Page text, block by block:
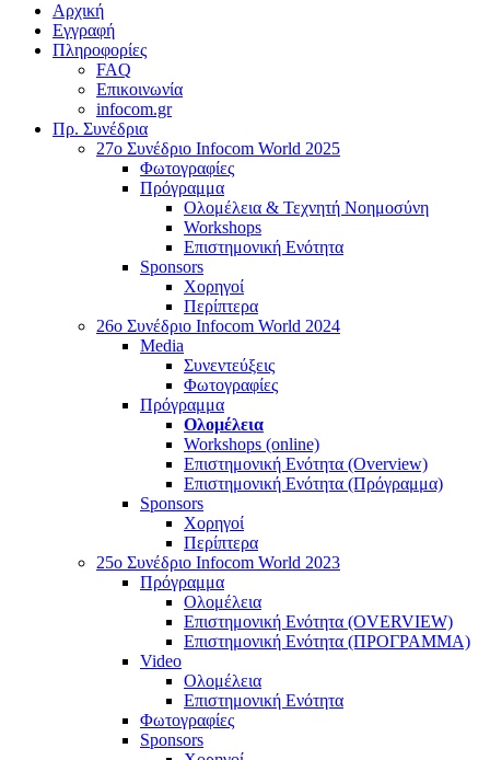
Αρχική
Εγγραφή
Πληροφορίες
FAQ
Επικοινωνία
infocom.gr
Πρ. Συνέδρια
27o Συνέδριο Infocom World 2025
Φωτογραφίες
Πρόγραμμα
Ολομέλεια & Τεχνητή Νοημοσύνη
Workshops
Επιστημονική Ενότητα
Sponsors
Χορηγοί
Περίπτερα
26o Συνέδριο Infocom World 2024
Media
Συνεντεύξεις
Φωτογραφίες
Πρόγραμμα
Ολομέλεια
Workshops (online)
Επιστημονική Ενότητα (Overview)
Επιστημονική Ενότητα (Πρόγραμμα)
Sponsors
Χορηγοί
Περίπτερα
25o Συνέδριο Infocom World 2023
Πρόγραμμα
Ολομέλεια
Επιστημονική Ενότητα (OVERVIEW)
Επιστημονική Ενότητα (ΠΡΟΓΡΑΜΜΑ)
Video
Ολομέλεια
Επιστημονική Ενότητα
Φωτογραφίες
Sponsors